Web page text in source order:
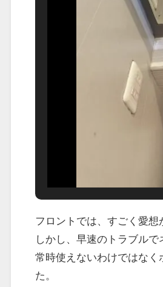
フロントでは、すごく愛想
しかし、早速のトラブルで
常時使えないわけではな
た。